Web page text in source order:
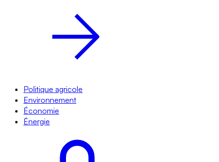
Politique agricole
Environnement
Économie
Énergie